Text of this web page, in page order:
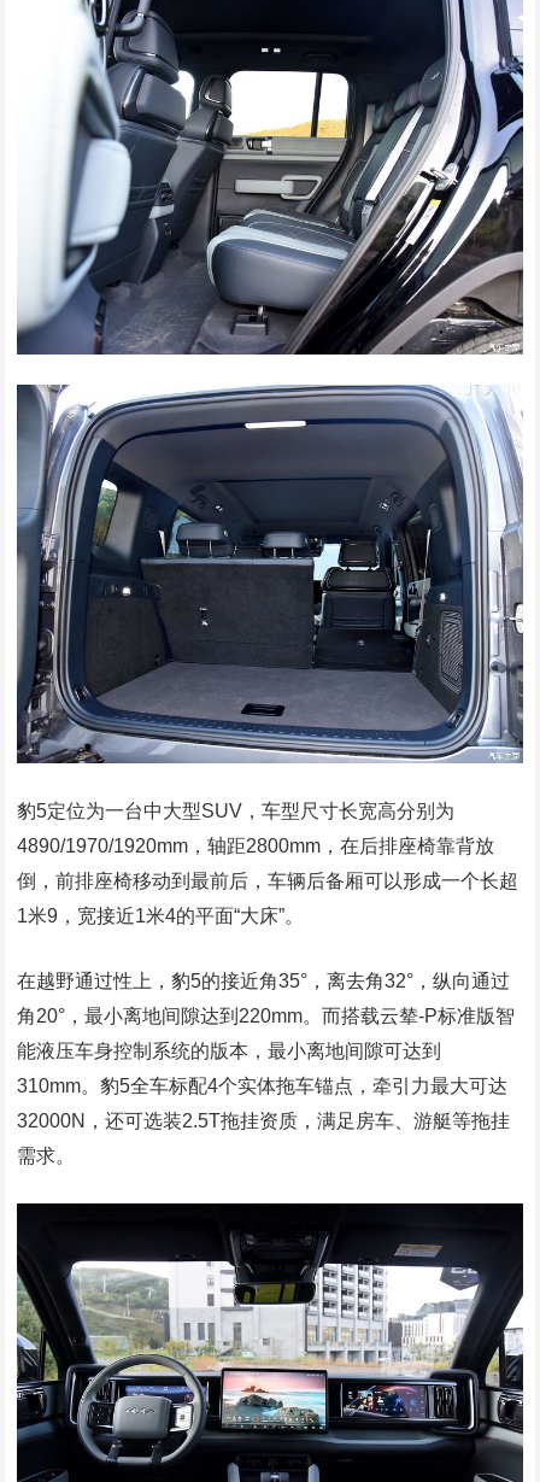
豹5定位为一台中大型SUV，车型尺寸长宽高分别为
4890/1970/1920mm，轴距2800mm，在后排座椅靠背放
倒，前排座椅移动到最前后，车辆后备厢可以形成一个长超
1米9，宽接近1米4的平面“大床”。
在越野通过性上，豹5的接近角35°，离去角32°，纵向通过
角20°，最小离地间隙达到220mm。而搭载云辇-P标准版智
能液压车身控制系统的版本，最小离地间隙可达到
310mm。豹5全车标配4个实体拖车锚点，牵引力最大可达
32000N，还可选装2.5T拖挂资质，满足房车、游艇等拖挂
需求。